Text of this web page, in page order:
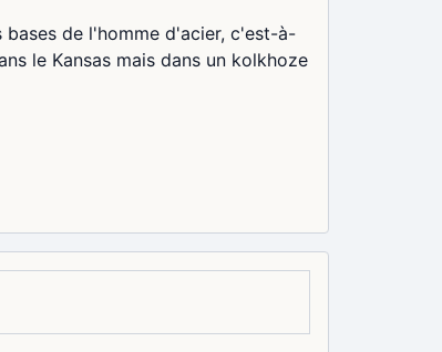
bases de l'homme d'acier, c'est-à-
le Kansas mais dans un kolkhoze